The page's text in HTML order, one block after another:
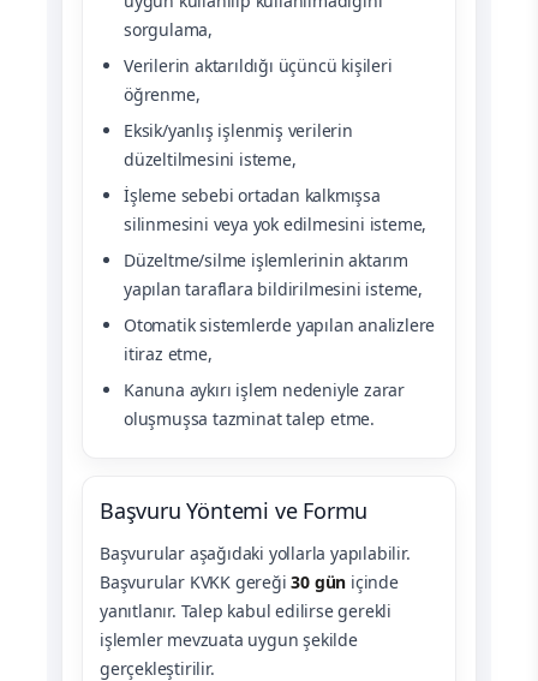
sorgulama,
Verilerin aktarıldığı üçüncü kişileri
öğrenme,
Eksik/yanlış işlenmiş verilerin
düzeltilmesini isteme,
İşleme sebebi ortadan kalkmışsa
silinmesini veya yok edilmesini isteme,
Düzeltme/silme işlemlerinin aktarım
yapılan taraflara bildirilmesini isteme,
Otomatik sistemlerde yapılan analizlere
itiraz etme,
Kanuna aykırı işlem nedeniyle zarar
oluşmuşsa tazminat talep etme.
Başvuru Yöntemi ve Formu
Başvurular aşağıdaki yollarla yapılabilir.
Başvurular KVKK gereği30 gün içinde
yanıtlanır. Talep kabul edilirse gerekli
işlemler mevzuata uygun şekilde
gerçekleştirilir.